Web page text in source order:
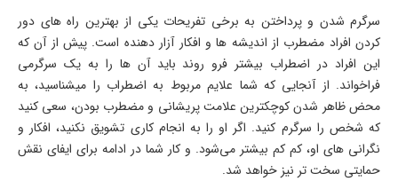
سرگرم شدن و پرداختن به برخی تفریحات یکی از بهترین راه های دور
کردن افراد مضطرب از اندیشه ها و افکار آزار دهنده است. پیش از آن که
این افراد در اضطراب بیشتر فرو روند باید آن ها را به یک سرگرمی
فراخواند. از آنجایی که شما علایم مربوط به اضطراب را میشناسید، به
محض ظاهر شدن کوچکترین علامت پریشانی و مضطرب بودن، سعی کنید
که شخص را سرگرم کنید. اگر او را به انجام کاری تشویق نکنید، افکار و
نگرانی های او، کم کم بیشتر می‌شود. و کار شما در ادامه برای ایفای نقش
حمایتی سخت تر نیز خواهد شد.